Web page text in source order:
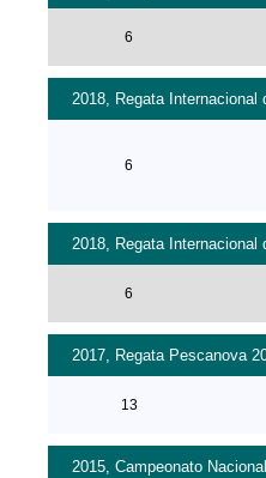
6
2018, Regata
6
2018, Regata Internacional
6
2017, Regata Pescanova
13
2015, Campeonato